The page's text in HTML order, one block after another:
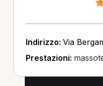
Indirizzo: Via
Prestazioni: